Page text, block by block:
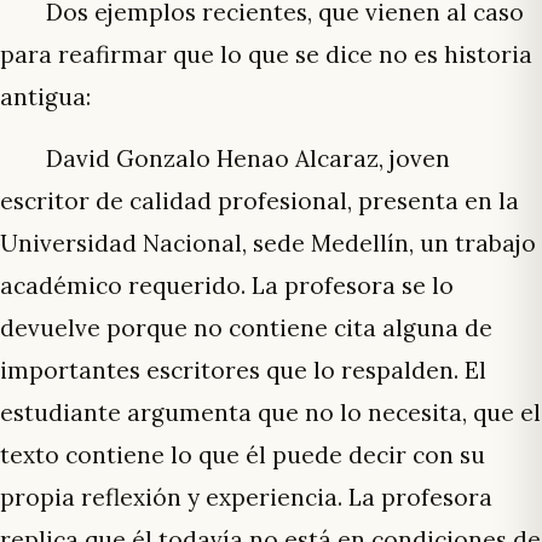
Dos ejemplos recientes, que vienen al caso
para reafirmar que lo que se dice no es historia
antigua:
David Gonzalo Henao Alcaraz, joven
escritor de calidad profesional, presenta en la
Universidad Nacional, sede Medellín, un trabajo
académico requerido. La profesora se lo
devuelve porque no contiene cita alguna de
importantes escritores que lo respalden. El
estudiante argumenta que no lo necesita, que el
texto contiene lo que él puede decir con su
propia reflexión y experiencia. La profesora